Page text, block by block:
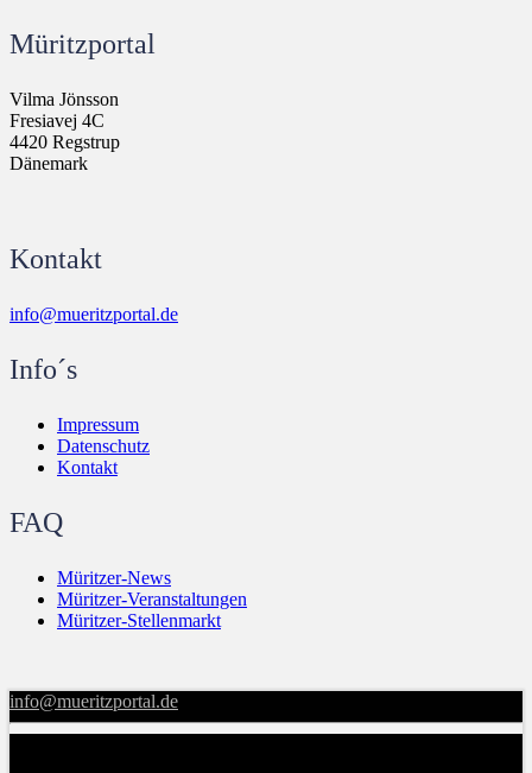
Müritzportal
Vilma Jönsson
Fresiavej 4C
4420 Regstrup
Dänemark
Kontakt
info@mueritzportal.de
Info´s
Impressum
Datenschutz
Kontakt
FAQ
Müritzer-News
Müritzer-Veranstaltungen
Müritzer-Stellenmarkt
info@mueritzportal.de